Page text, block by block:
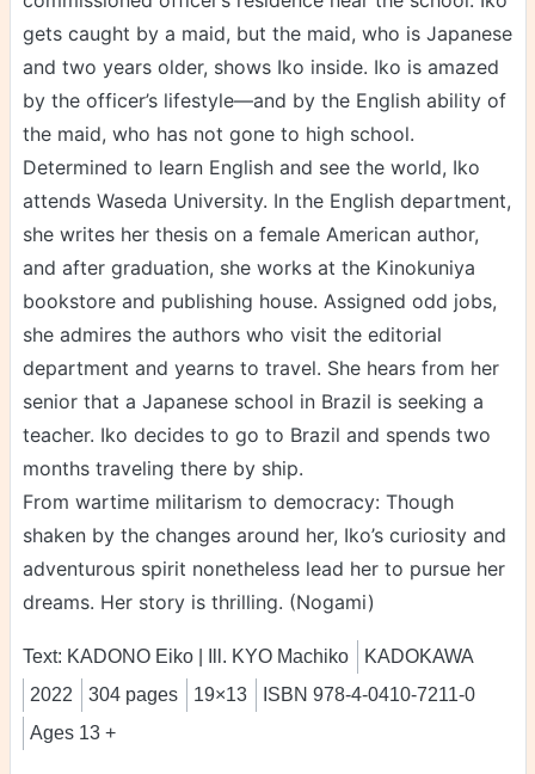
gets caught by a maid, but the maid, who is Japanese
and two years older, shows Iko inside. Iko is amazed
by the officer’s lifestyle—and by the English ability of
the maid, who has not gone to high school.
Determined to learn English and see the world, Iko
attends Waseda University. In the English department,
she writes her thesis on a female American author,
and after graduation, she works at the Kinokuniya
bookstore and publishing house. Assigned odd jobs,
she admires the authors who visit the editorial
department and yearns to travel. She hears from her
senior that a Japanese school in Brazil is seeking a
teacher. Iko decides to go to Brazil and spends two
months traveling there by ship.
From wartime militarism to democracy: Though
shaken by the changes around her, Iko’s curiosity and
adventurous spirit nonetheless lead her to pursue her
dreams. Her story is thrilling. (Nogami)
Text: KADONO Eiko | Ill. KYO Machiko
KADOKAWA
2022
304 pages 19×13
ISBN 978-4-0410-7211-0
Ages 13 +